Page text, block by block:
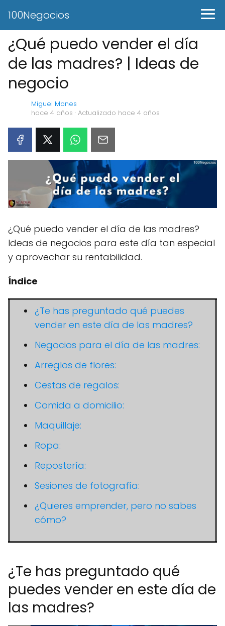
100Negocios
¿Qué puedo vender el día
de las madres? | Ideas de
negocio
Miguel Mones
hace 4 años · Actualizado hace 4 años
¿Qué puedo vender el día de las madres?
Ideas de negocios para este día tan especial
y aprovechar su rentabilidad.
Índice
¿Te has preguntado qué puedes
vender en este día de las madres?
Negocios para el día de las madres:
Arreglos de flores:
Cestas de regalos:
Comida a domicilio:
Maquillaje:
Ropa:
Repostería:
Sesiones de fotografía:
¿Quieres emprender, pero no sabes
cómo?
¿Te has preguntado qué
puedes vender en este día de
las madres?